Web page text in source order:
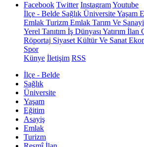
Facebook Twitter InstagramYoutube
İlçe - Belde Sağlık ÜniversiteYaşam
Emlak Turizm Emlak Tarım Ve Sanayi
Yerel Tanıtım İş Dünyası Yatırım İlan
Röportaj Siyaset Kültür Ve Sanat
Spor
Künye İletişim RSS
İlçe - Belde
Sağlık
Üniversite
Yaşam
Eğitim
Asayiş
Emlak
Turizm